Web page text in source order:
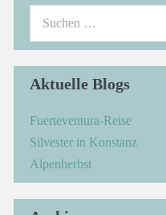
Aktuelle Blogs
Fuerteventura-Reise
Silvester in Konstanz
Alpenherbst